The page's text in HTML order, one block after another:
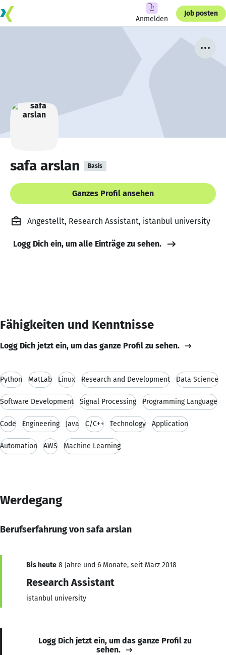
Anmelden
Job posten
safa arslan Basis
Ganzes Profil ansehen
Angestellt, Research Assistant, istanbul university
Logg Dich ein, um alle Einträge zu sehen.
Fähigkeiten und Kenntnisse
Logg Dich jetzt ein, um das ganze Profil zu sehen.
Python MatLab Linux Research and Development Data Science
Software Development Signal Processing Programming Language
Code Engineering Java C/C++ Technology Application
Automation AWS Machine Learning
Werdegang
Berufserfahrung von safa arslan
Bis heute 8 Jahre und 6 Monate, seit März 2018
Research Assistant
istanbul university
Logg Dich jetzt ein, um das ganze Profil zu
sehen.